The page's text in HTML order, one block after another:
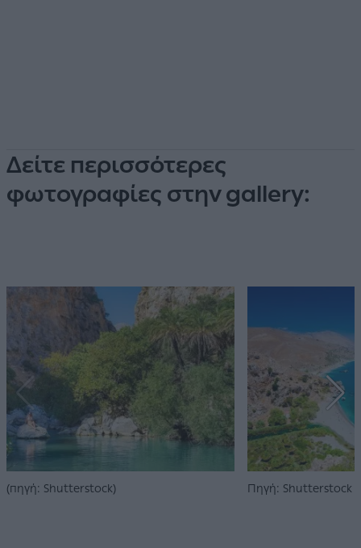
Δείτε περισσότερες
φωτογραφίες στην gallery:
(πηγή: Shutterstock) Πηγή: Shutterstock